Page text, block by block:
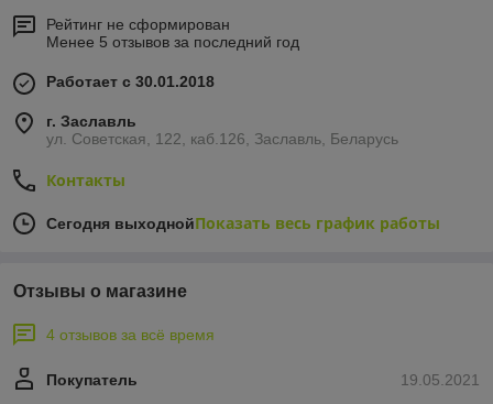
Рейтинг не сформирован
Менее 5 отзывов за последний год
Работает с 30.01.2018
г. Заславль
ул. Советская, 122, каб.126, Заславль, Беларусь
Контакты
Сегодня выходнойПоказать весь график работы
Отзывы о магазине
4 отзывов за всё время
19.05.2021
Покупатель